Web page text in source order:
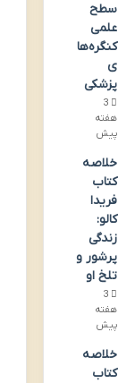
سطح
علمی
کنگره‌ها
ی
پزشکی
3
هفته
پیش
خلاصه
کتاب
فریدا
کالو:
زندگی
پرشور و
تلخ او
3
هفته
پیش
خلاصه
کتاب